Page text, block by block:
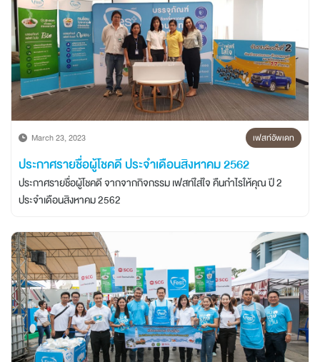
March 23, 2023 เฟสท์อัพเดท
ประกาศรายชื่อผู้โชคดี ประจำเดือนสิงหาคม 2562
ประกาศรายชื่อผู้โชคดี จากจากกิจกรรม เฟสท์ใส่ใจ คืนกำไรให้คุณ ปี 2
ประจำเดือนสิงหาคม 2562